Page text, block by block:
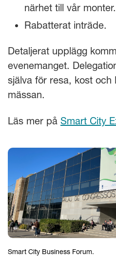
närhet till vår monter.
Rabatterat inträde.
Detaljerat upplägg
evenemanget.
själva för resa, kost och
mässan.
Läs mer på Smart City
Smart City Business Forum.